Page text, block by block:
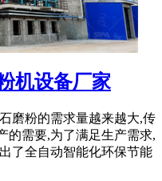
机设备厂家
磨粉的需求量越来越大,传
的需要,为了满足生产需求,
了全自动智能化环保节能